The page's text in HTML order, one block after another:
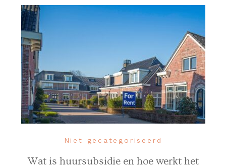
Niet gecategoriseerd
Wat is huursubsidie en hoe werkt het